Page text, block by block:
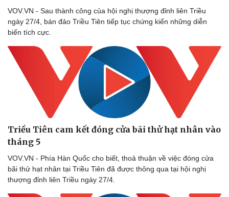
VOV.VN - Sau thành công của hội nghị thượng đỉnh liên Triều
ngày 27/4, bán đảo Triều Tiên tiếp tục chứng kiến những diễn
biến tích cực.
Triều Tiên cam kết đóng cửa bãi thử hạt nhân vào
tháng 5
VOV.VN - Phía Hàn Quốc cho biết, thoả thuận về việc đóng cửa
bãi thử hạt nhân tại Triều Tiên đã được thông qua tại hội nghị
thượng đỉnh liên Triều ngày 27/4.